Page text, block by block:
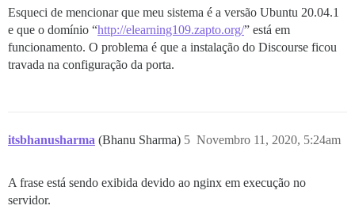
Esqueci de mencionar que meu sistema é a versão Ubuntu 20.04.1
e que o domínio “http://elearning109.zapto.org/” está em
funcionamento. O problema é que a instalação do Discourse ficou
travada na configuração da porta.
itsbhanusharma (Bhanu Sharma) Novembro 11, 2020, 5:24am
5
A frase está sendo exibida devido ao nginx em execução no
servidor.